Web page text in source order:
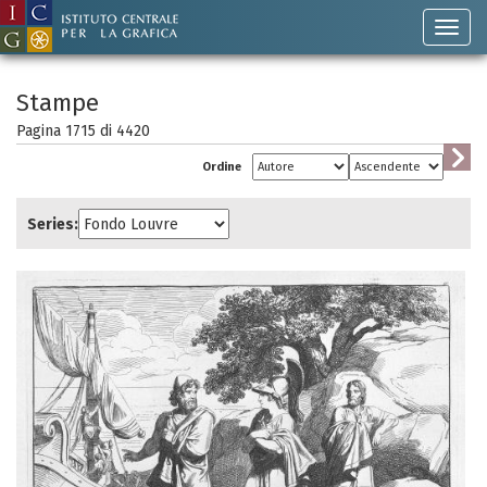
Stampe
Pagina 1715 di 4420
Ordine
Series: